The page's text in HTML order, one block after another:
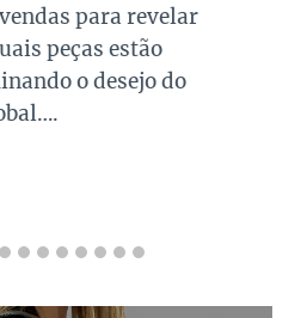
para revelar
peças estão
o desejo do